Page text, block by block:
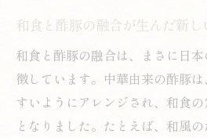
和食と酢豚の融合が生んだ新し
和食と酢豚の融合は、まさに日
徴しています。中華由来の酢豚
すいようにアレンジされ、和食
となりました。たとえば、和風